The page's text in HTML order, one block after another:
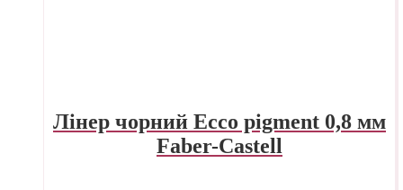
Лінер чорний Ecco pigment 0,8 мм
Faber-Castell